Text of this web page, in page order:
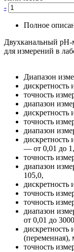
-
Полное
Двухканальный рН-
для измерений в
Диапазон
точность
диапазон
точность
диапазон
— от 0,01 до 1,
точность
диапазон
105,0,
точность
точность
диапазон
от 0,01 до
дискретность
(переменная),
точность